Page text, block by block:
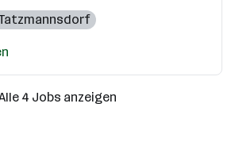
4 Jobs anzeigen